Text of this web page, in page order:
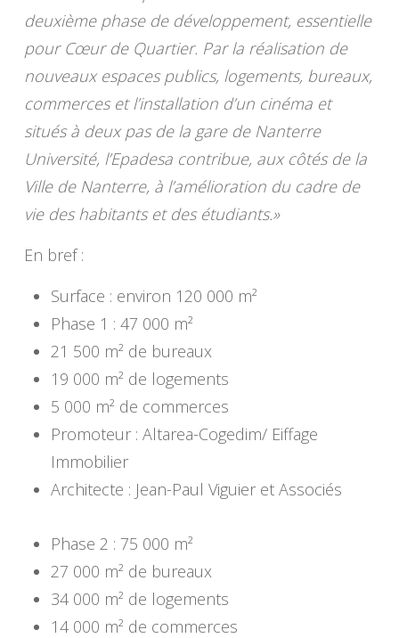
deuxième phase de développement, essentielle
pour Cœur de Quartier. Par la réalisation de
nouveaux espaces publics, logements, bureaux,
commerces et l’installation d’un cinéma et
situés à deux pas de la gare de Nanterre
Université, l’Epadesa contribue, aux côtés de la
Ville de Nanterre, à l’amélioration du cadre de
vie des habitants et des étudiants.»
En bref :
Surface : environ 120 000 m²
Phase 1 : 47 000 m²
21 500 m² de bureaux
19 000 m² de logements
5 000 m² de commerces
Promoteur : Altarea-Cogedim/ Eiffage
Immobilier
Architecte : Jean-Paul Viguier et Associés
Phase 2 : 75 000 m²
27 000 m² de bureaux
34 000 m² de logements
14 000 m² de commerces